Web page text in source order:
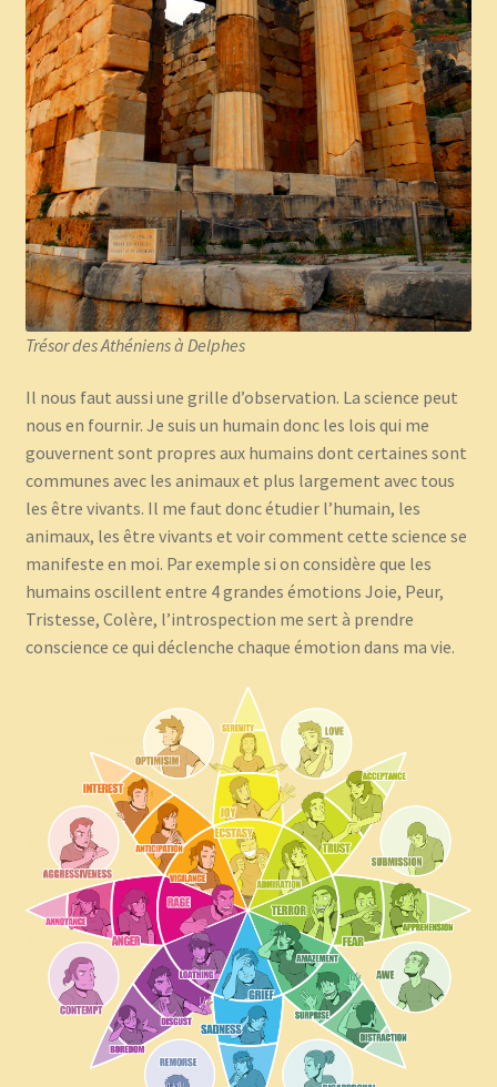
Trésor des Athéniens à Delphes
Il nous faut aussi une grille d’observation. La science peut
nous en fournir. Je suis un humain donc les lois qui me
gouvernent sont propres aux humains dont certaines sont
communes avec les animaux et plus largement avec tous
les être vivants. Il me faut donc étudier l’humain, les
animaux, les être vivants et voir comment cette science se
manifeste en moi. Par exemple si on considère que les
humains oscillent entre 4 grandes émotions Joie, Peur,
Tristesse, Colère, l’introspection me sert à prendre
conscience ce qui déclenche chaque émotion dans ma vie.